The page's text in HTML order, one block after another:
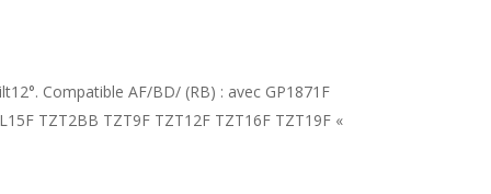
Compatible AF/BD/ (RB) : avec GP1871F
TZT2BB TZT9F TZT12F TZT16F TZT19F «